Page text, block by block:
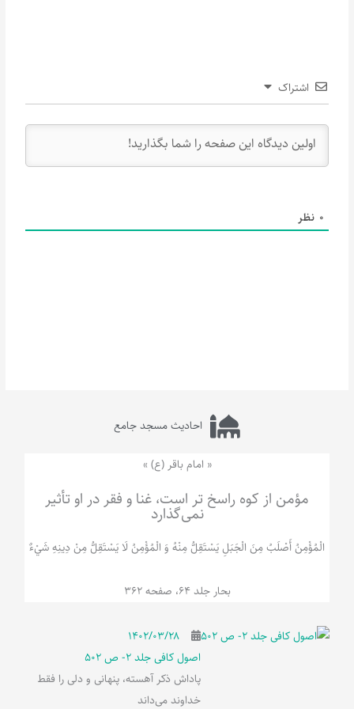
اشتراک
0 نظر
احادیث مسجد جامع
« امام باقر (ع) »
مؤمن از کوه راسخ تر است، غنا و فقر در او تأثیر
نمی‌گذارد
الْمُؤْمِنُ‌ أَصْلَبُ‌ مِنَ‌ الْجَبَلِ‌ یَسْتَقِلُّ مِنْهُ وَ الْمُؤْمِنُ لَا يَسْتَقِلُّ مِنْ دِينِهِ شَيْ‌ءٌ
بحار جلد 64، صفحه 362
۱۴۰۲/۰۳/۲۸
اصول کافی جلد 2- ص 502
پاداش ذکر آهسته، پنهانی و دلی را فقط
خداوند می‌داند